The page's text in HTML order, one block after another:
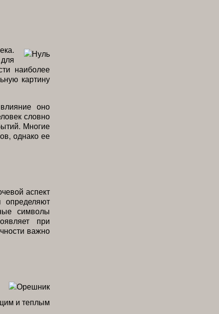
наиболее
картину
оно
словно
Многие
однако ее
аспект
определяют
символы
при
важно
и теплым